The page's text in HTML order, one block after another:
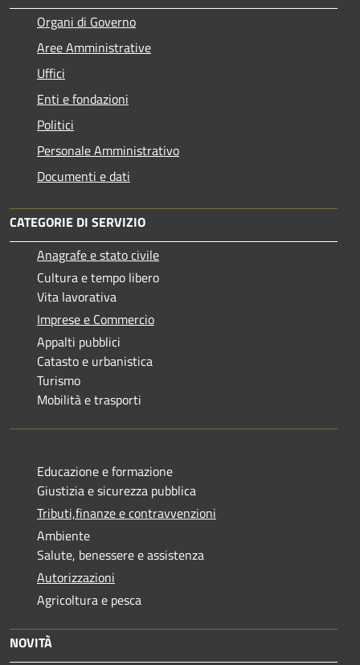
Organi di Governo
Aree Amministrative
Uffici
Enti e fondazioni
Politici
Personale Amministrativo
Documenti e dati
CATEGORIE DI SERVIZIO
Anagrafe e stato civile
Cultura e tempo libero
Vita lavorativa
Imprese e Commercio
Appalti pubblici
Catasto e urbanistica
Turismo
Mobilità e trasporti
Educazione e formazione
Giustizia e sicurezza pubblica
Tributi,finanze e contravvenzioni
Ambiente
Salute, benessere e assistenza
Autorizzazioni
Agricoltura e pesca
NOVITÀ